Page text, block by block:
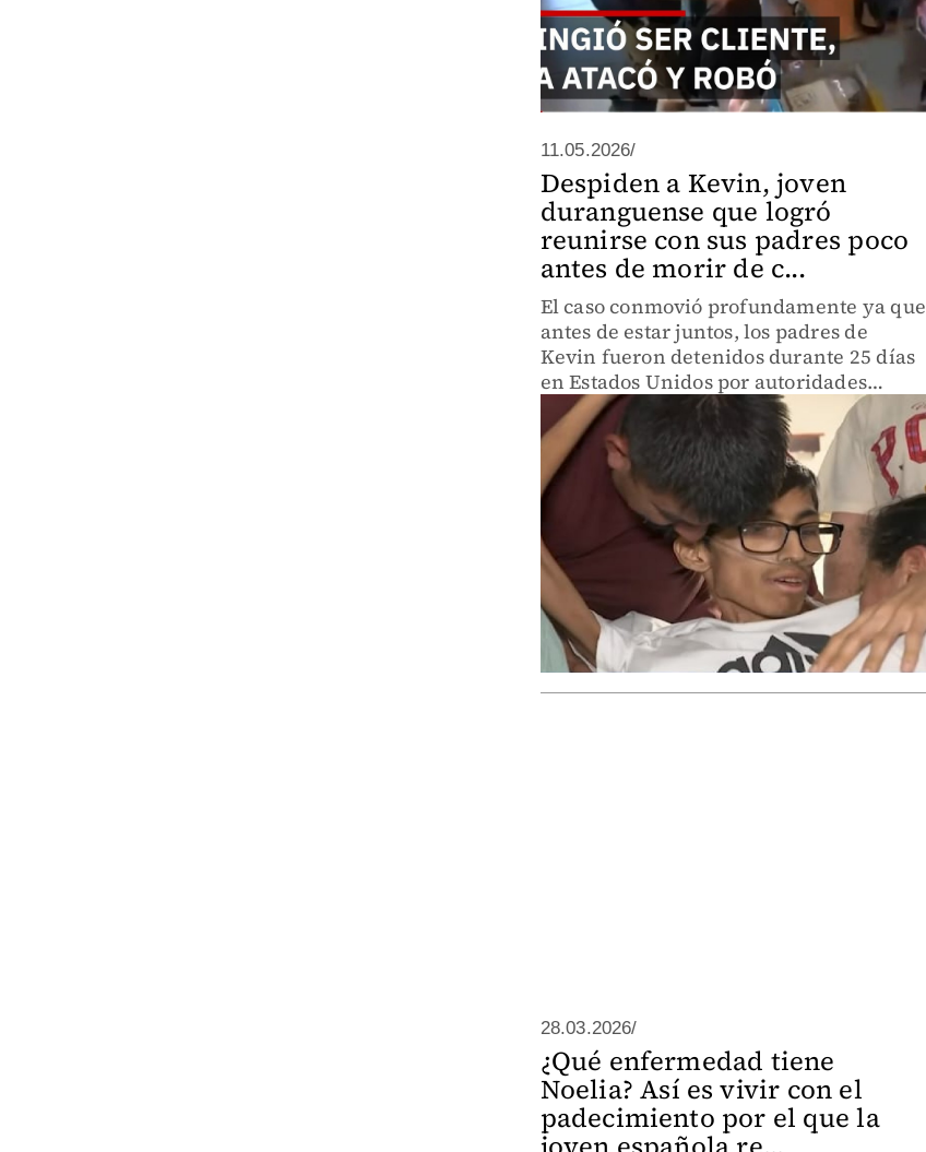
11.05.2026/
Despiden a Kevin, joven
duranguense que logró
reunirse con sus padres poco
antes de morir de c...
El caso conmovió profundamente ya que
antes de estar juntos, los padres de
Kevin fueron detenidos durante 25 días
en Estados Unidos por autoridades
migratorias.
28.03.2026/
¿Qué enfermedad tiene
Noelia? Así es vivir con el
padecimiento por el que la